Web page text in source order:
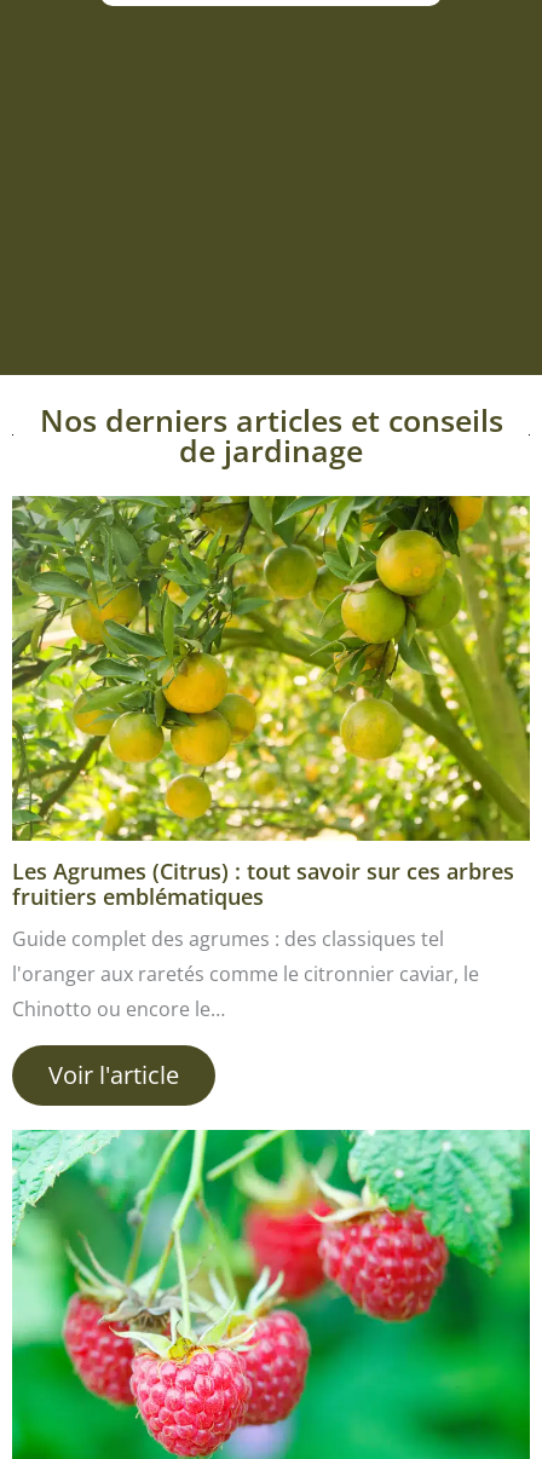
Nos derniers articles et conseils
de jardinage
Les Agrumes (Citrus) : tout savoir sur ces arbres
fruitiers emblématiques
Guide complet des agrumes : des classiques tel
l'oranger aux raretés comme le citronnier caviar, le
Chinotto ou encore le…
Voir l'article